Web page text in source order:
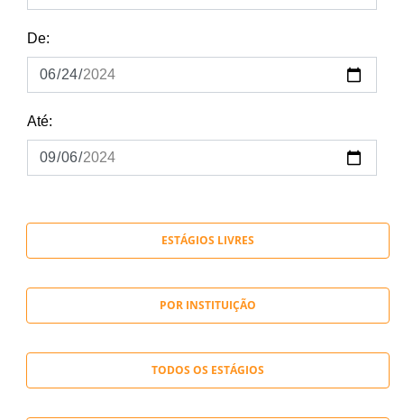
De:
Até:
ESTÁGIOS LIVRES
POR INSTITUIÇÃO
TODOS OS ESTÁGIOS